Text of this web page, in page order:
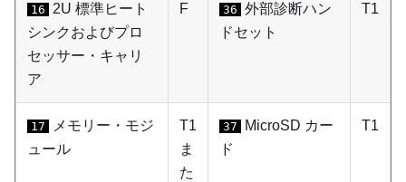
16
2U 標準ヒート
シンクおよびプロ
セッサー・キャリ
ア
F 36 外部診断ハン
ドセット
T1
17
メモリー・モジ
ュール
T1
ま
た
37
MicroSD カー
ド
T1